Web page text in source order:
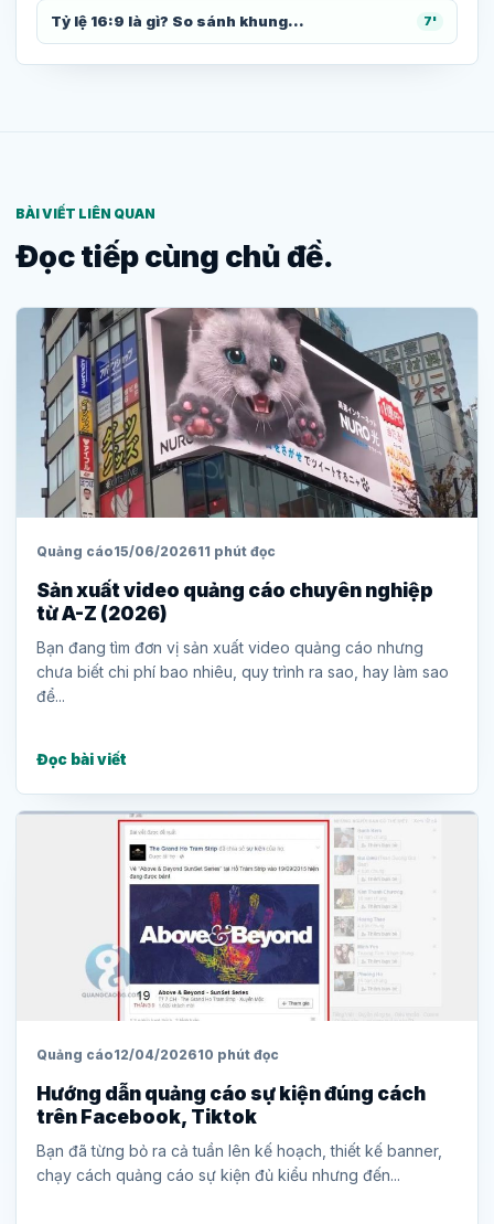
Tỷ lệ 16:9 là gì? So sánh khung... 7'
BÀI VIẾT LIÊN QUAN
Đọc tiếp cùng chủ đề.
Quảng cáo15/06/202611 phút đọc
Sản xuất video quảng cáo chuyên nghiệp
từ A-Z (2026)
Bạn đang tìm đơn vị sản xuất video quảng cáo nhưng
chưa biết chi phí bao nhiêu, quy trình ra sao, hay làm sao
để...
Đọc bài viết
Quảng cáo12/04/202610 phút đọc
Hướng dẫn quảng cáo sự kiện đúng cách
trên Facebook, Tiktok
Bạn đã từng bỏ ra cả tuần lên kế hoạch, thiết kế banner,
chạy cách quảng cáo sự kiện đủ kiểu nhưng đến...